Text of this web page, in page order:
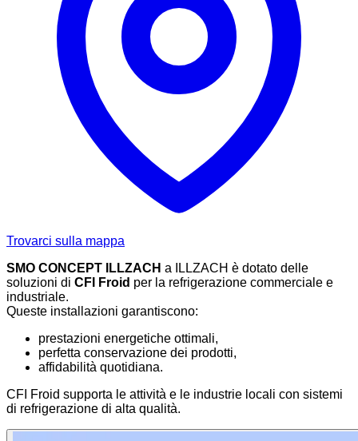
Trovarci sulla mappa
SMO CONCEPT ILLZACH a ILLZACH è dotato delle
soluzioni di CFI Froid per la refrigerazione commerciale e
industriale.
Queste installazioni garantiscono:
prestazioni energetiche ottimali,
perfetta conservazione dei prodotti,
affidabilità quotidiana.
CFI Froid supporta le attività e le industrie locali con sistemi
di refrigerazione di alta qualità.